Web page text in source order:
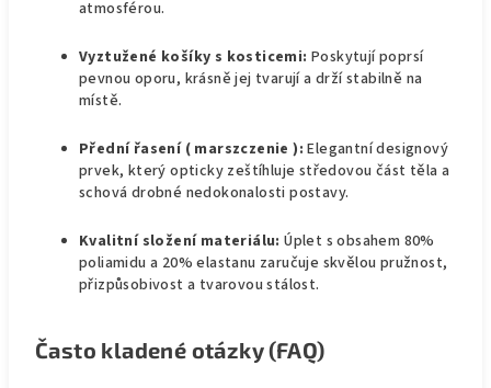
atmosférou.
Vyztužené košíky s kosticemi: Poskytují poprsí
pevnou oporu, krásně jej tvarují a drží stabilně na
místě.
Přední řasení ( marszczenie ):Elegantní designový
prvek, který opticky zeštíhluje středovou část těla a
schová drobné nedokonalosti postavy.
Kvalitní složení materiálu:Úplet s obsahem 80%
poliamidu a 20% elastanu zaručuje skvělou pružnost,
přizpůsobivost a tvarovou stálost.
Často kladené otázky (FAQ)